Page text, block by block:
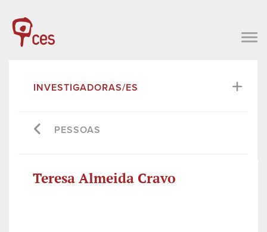
INVESTIGADORAS/ES
PESSOAS
Teresa Almeida Cravo